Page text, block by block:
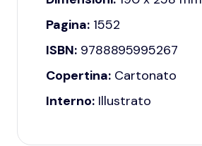
Pagina: 1552
ISBN: 9788895995267
Copertina: Cartonato
Interno: Illustrato